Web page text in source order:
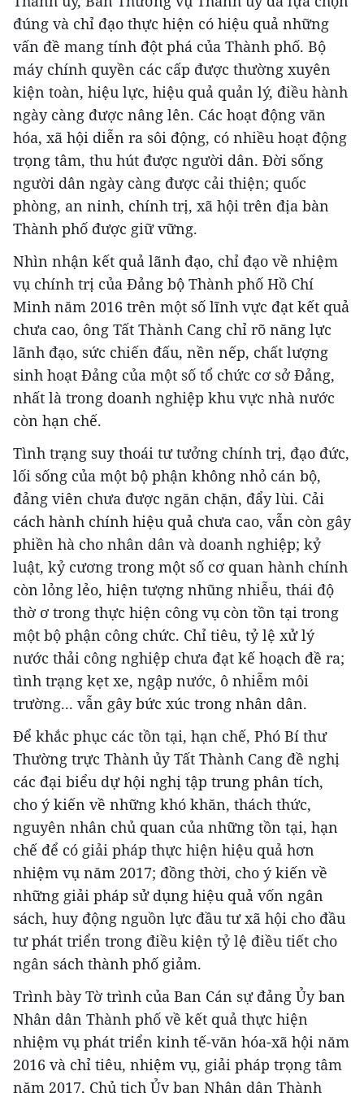
đúng và chỉ đạo thực hiện có hiệu quả những
vấn đề mang tính đột phá của Thành phố. Bộ
máy chính quyền các cấp được thường xuyên
kiện toàn, hiệu lực, hiệu quả quản lý, điều hành
ngày càng được nâng lên. Các hoạt động văn
hóa, xã hội diễn ra sôi động, có nhiều hoạt động
trọng tâm, thu hút được người dân. Đời sống
người dân ngày càng được cải thiện; quốc
phòng, an ninh, chính trị, xã hội trên địa bàn
Thành phố được giữ vững.
Nhìn nhận kết quả lãnh đạo, chỉ đạo về nhiệm
vụ chính trị của Đảng bộ Thành phố Hồ Chí
Minh năm 2016 trên một số lĩnh vực đạt kết quả
chưa cao, ông Tất Thành Cang chỉ rõ năng lực
lãnh đạo, sức chiến đấu, nền nếp, chất lượng
sinh hoạt Đảng của một số tổ chức cơ sở Đảng,
nhất là trong doanh nghiệp khu vực nhà nước
còn hạn chế.
Tình trạng suy thoái tư tưởng chính trị, đạo đức,
lối sống của một bộ phận không nhỏ cán bộ,
đảng viên chưa được ngăn chặn, đẩy lùi. Cải
cách hành chính hiệu quả chưa cao, vẫn còn gây
phiền hà cho nhân dân và doanh nghiệp; kỷ
luật, kỷ cương trong một số cơ quan hành chính
còn lỏng lẻo, hiện tượng nhũng nhiễu, thái độ
thờ ơ trong thực hiện công vụ còn tồn tại trong
một bộ phận công chức. Chỉ tiêu, tỷ lệ xử lý
nước thải công nghiệp chưa đạt kế hoạch đề ra;
tình trạng kẹt xe, ngập nước, ô nhiễm môi
trường... vẫn gây bức xúc trong nhân dân.
Để khắc phục các tồn tại, hạn chế, Phó Bí thư
Thường trực Thành ủy Tất Thành Cang đề nghị
các đại biểu dự hội nghị tập trung phân tích,
cho ý kiến về những khó khăn, thách thức,
nguyên nhân chủ quan của những tồn tại, hạn
chế để có giải pháp thực hiện hiệu quả hơn
nhiệm vụ năm 2017; đồng thời, cho ý kiến về
những giải pháp sử dụng hiệu quả vốn ngân
sách, huy động nguồn lực đầu tư xã hội cho đầu
tư phát triển trong điều kiện tỷ lệ điều tiết cho
ngân sách thành phố giảm.
Trình bày Tờ trình của Ban Cán sự đảng Ủy ban
Nhân dân Thành phố về kết quả thực hiện
nhiệm vụ phát triển kinh tế-văn hóa-xã hội năm
2016 và chỉ tiêu, nhiệm vụ, giải pháp trọng tâm
năm 2017, Chủ tịch Ủy ban Nhân dân Thành